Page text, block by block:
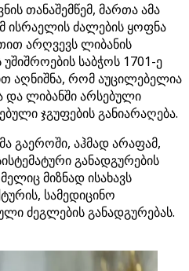
თანაშემწემ, მართა ამა
ისრაელის ძალების ყოფნა
არღვევს ლიბანის
საბჭოს 1701-ე
აღნიშნა, რომ აუცილებელია
და ლიბანში არსებული
ჯგუფების განიარაღება.
გაეროში, აჰმად არაფამ,
განადგურების
მიზნად ისახავს
სამედიცინო
ძეგლების განადგურებას.